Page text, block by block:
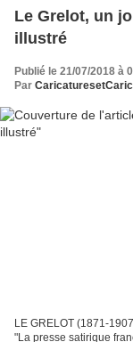
Le Grelot, un
illustré
Publié le 21/07/2018 à
Par
LE GRELOT (1871-
"La presse satirique